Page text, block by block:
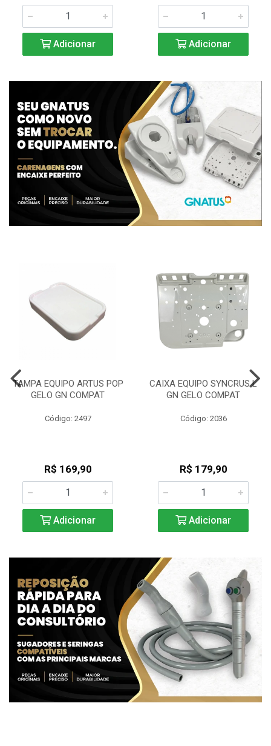
Adicionar Adicionar
TAMPA EQUIPO ARTUS POP
GELO GN COMPAT
Código: 2497
R$ 169,90
Adicionar
CAIXA EQUIPO SYNCRUS L
GN GELO COMPAT
Código: 2036
R$ 179,90
Adicionar